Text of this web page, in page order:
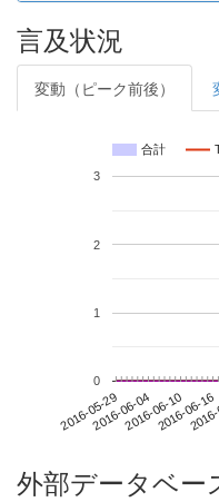
言及状況
変動（ピーク前後）
合計
2016-05-292016-06-042016-06-102016-06-16
0
1
2
3
外部データベー